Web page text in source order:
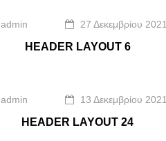
admin 27 Δεκεμβρίου 2021
HEADER LAYOUT 6
admin 13 Δεκεμβρίου 2021
HEADER LAYOUT 24